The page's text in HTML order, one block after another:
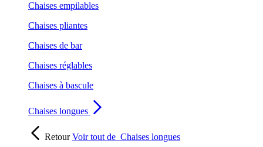
Chaises empilables
Chaises pliantes
Chaises de bar
Chaises réglables
Chaises à bascule
Chaises longues
RetourVoir tout de Chaises longues